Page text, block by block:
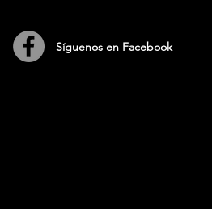
​Síguenos en Facebook